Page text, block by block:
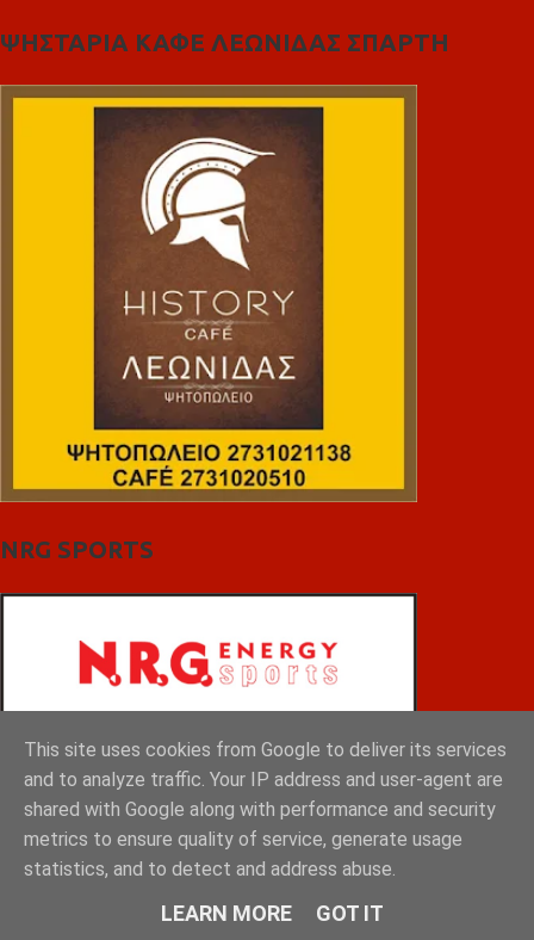
ΨΗΣΤΑΡΙΑ ΚΑΦΕ ΛΕΩΝΙΔΑΣ ΣΠΑΡΤΗ
NRG SPORTS
This site uses cookies from Google to deliver its services
and to analyze traffic. Your IP address and user-agent are
shared with Google along with performance and security
metrics to ensure quality of service, generate usage
statistics, and to detect and address abuse.
LEARN MORE GOT IT